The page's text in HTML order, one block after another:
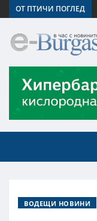
ОТ ПТИЧИ ПОГЛЕД
ВОДЕЩИ НОВИНИ